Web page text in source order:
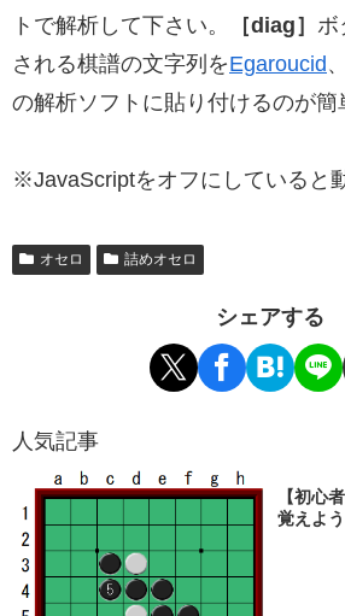
トで解析して下さい。
［diag］ ボ
される棋譜の文字列をEgaroucid、
の解析ソフトに貼り付けるのが簡
※JavaScriptをオフにしていると
オセロ 詰めオセロ
シェアする
人気記事
【初心
覚えよう